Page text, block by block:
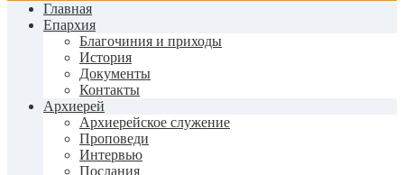
Главная
Епархия
Благочиния и приходы
История
Документы
Контакты
Архиерей
Архиерейское служение
Проповеди
Интервью
Послания